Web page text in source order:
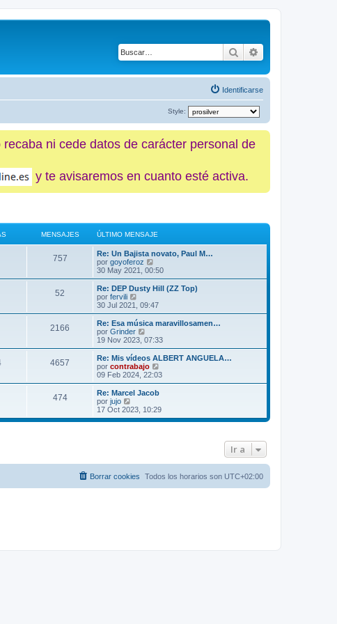
Buscar
Identificarse
Style:
ni cede datos de carácter personal de
y te avisaremos en cuanto esté activa.
MENSAJES ÚLTIMO MENSAJE
757
Re: Un Bajista novato, Paul M…
por goyoferoz
e
r
ú
t
o
m
e
s
a
j
e
30 May 2021, 00:50
52
Re: DEP Dusty Hill (ZZ Top)
por fervili
e
r
ú
l
t
o
m
e
s
j
e
30 Jul 2021, 09:47
2166
Re: Esa música maravillosamen…
por Grinder
e
r
ú
l
t
o
m
e
n
19 Nov 2023, 07:33
4657
Re: Mis vídeos ALBERT ANGUELA…
por contrabajo
e
r
t
m
s
a
e
09 Feb 2024, 22:03
474
Re: Marcel Jacob
por jujo
e
r
m
17 Oct 2023, 10:29
Ir a
Todos los horarios son UTC+02:00
Borrar cookies